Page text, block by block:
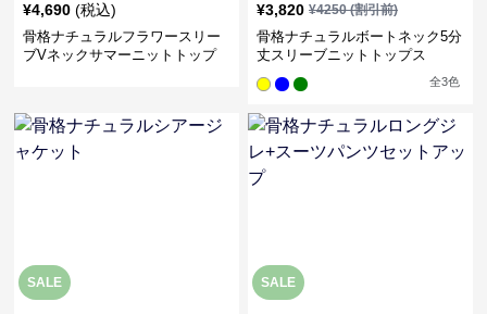
¥4,690 (税込)
骨格ナチュラルフラワースリー
ブVネックサマーニットトップ
¥3,820 ¥4250(割引前)
骨格ナチュラルボートネック5分
丈スリーブニットトップス
全3色
SALE SALE